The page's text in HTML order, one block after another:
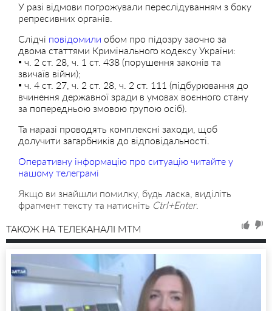
У разі відмови погрожували переслідуванням з боку
репресивних органів.
Слідчі повідомили обом про підозру заочно за
двома статтями Кримінального кодексу України:
▪️ ⁠ч. 2 ст. 28, ч. 1 ст. 438 (порушення законів та
звичаїв війни);
▪️ ⁠ч. 4 ст. 27, ч. 2 ст. 28, ч. 2 ст. 111 (підбурювання до
вчинення державної зради в умовах воєнного стану
за попередньою змовою групою осіб).
Та наразі проводять комплексні заходи, щоб
долучити загарбників до відповідальності.
Оперативну інформацію про ситуацію читайте у
нашому телеграмі
Якщо ви знайшли помилку, будь ласка, виділіть
фрагмент тексту та натисніть Ctrl+Enter.
ТАКОЖ НА ТЕЛЕКАНАЛІ MTM